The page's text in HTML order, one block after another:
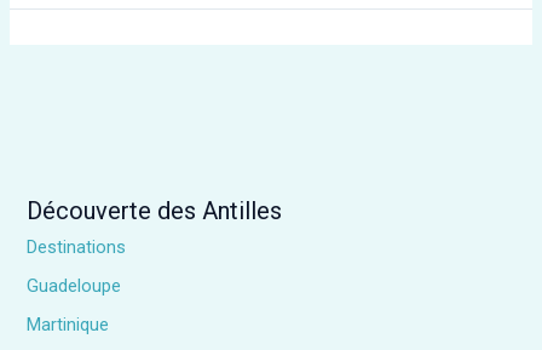
Découverte des Antilles
Destinations
Guadeloupe
Martinique